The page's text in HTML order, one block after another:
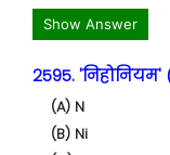
Show Answer
2595.
(A) N
(B) Ni